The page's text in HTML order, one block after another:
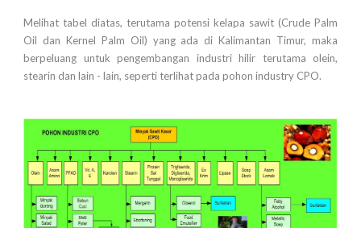
Melihat tabel diatas, terutama potensi kelapa sawit (Crude Palm
Oil dan Kernel Palm Oil) yang ada di Kalimantan Timur, maka
berpeluang untuk pengembangan industri hilir terutama olein,
stearin dan lain - lain, seperti terlihat pada pohon industry CPO.